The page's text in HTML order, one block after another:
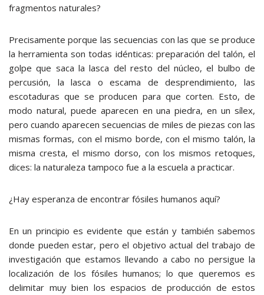
fragmentos naturales?
Precisamente porque las secuencias con las que se produce
la herramienta son todas idénticas: preparación del talón, el
golpe que saca la lasca del resto del núcleo, el bulbo de
percusión, la lasca o escama de desprendimiento, las
escotaduras que se producen para que corten. Esto, de
modo natural, puede aparecen en una piedra, en un sílex,
pero cuando aparecen secuencias de miles de piezas con las
mismas formas, con el mismo borde, con el mismo talón, la
misma cresta, el mismo dorso, con los mismos retoques,
dices: la naturaleza tampoco fue a la escuela a practicar.
¿Hay esperanza de encontrar fósiles humanos aquí?
En un principio es evidente que están y también sabemos
donde pueden estar, pero el objetivo actual del trabajo de
investigación que estamos llevando a cabo no persigue la
localización de los fósiles humanos; lo que queremos es
delimitar muy bien los espacios de producción de estos